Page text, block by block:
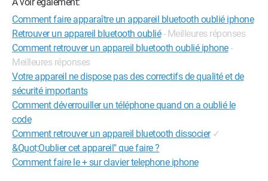
Comment faire apparaître un appareil bluetooth oublié iphone
Retrouver un appareil bluetooth oublié - Meilleures réponses
Comment retrouver un appareil bluetooth oublié iphone-
Meilleures réponses
Votre appareil ne dispose pas des correctifs de qualité et de
sécurité importants
Comment déverrouiller un téléphone quand on a oublié le
code
Comment retrouver un appareil bluetooth dissocier ✓
&Quot;Oublier cet appareil" que faire ?
Comment faire le + sur clavier telephone iphone